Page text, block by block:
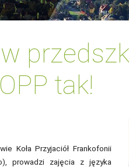
tak!
Koła Przyjaciół Frankofonii
prowadzi zajęcia z języka